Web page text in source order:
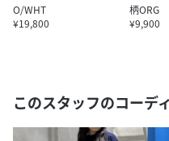
O/WHT
¥19,800
柄ORG
¥9,900
このスタッフのコーデ